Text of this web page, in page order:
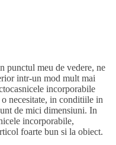
punctul meu de vedere, ne
intr-un mod mult mai
incorporabile
necesitate, in conditiile in
de mici dimensiuni. In
incorporabile,
foarte bun si la obiect.